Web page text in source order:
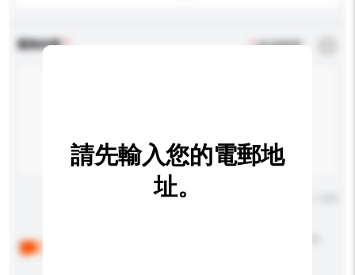
查詢內容 *必須填寫
請先輸入您的電郵地
址。